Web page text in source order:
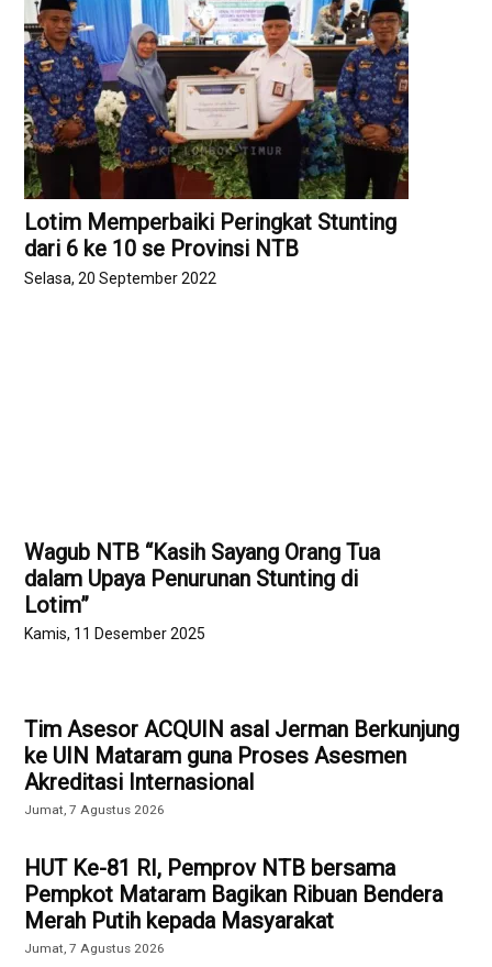
Lotim Memperbaiki Peringkat Stunting
dari 6 ke 10 se Provinsi NTB
Selasa, 20 September 2022
Wagub NTB “Kasih Sayang Orang Tua
dalam Upaya Penurunan Stunting di
Lotim”
Kamis, 11 Desember 2025
Tim Asesor ACQUIN asal Jerman Berkunjung
ke UIN Mataram guna Proses Asesmen
Akreditasi Internasional
Jumat, 7 Agustus 2026
HUT Ke-81 RI, Pemprov NTB bersama
Pempkot Mataram Bagikan Ribuan Bendera
Merah Putih kepada Masyarakat
Jumat, 7 Agustus 2026